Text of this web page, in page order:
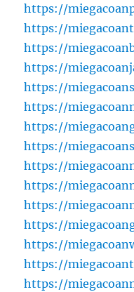
https://
https://
https://
https://
https://
https://
https://
https://
https://
https://
https://
https://
https://
https://
https://